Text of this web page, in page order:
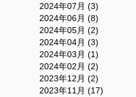
2024年07月 (3)
2024年06月 (8)
2024年05月 (2)
2024年04月 (3)
2024年03月 (1)
2024年02月 (2)
2023年12月 (2)
2023年11月 (17)